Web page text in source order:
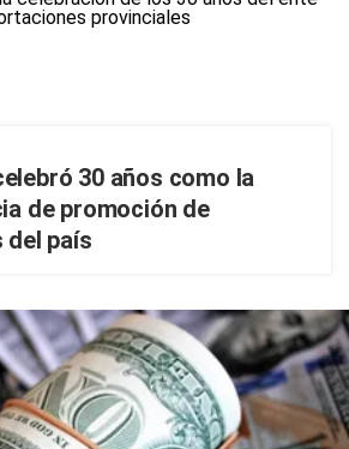
30 años como la
de promoción de
del país